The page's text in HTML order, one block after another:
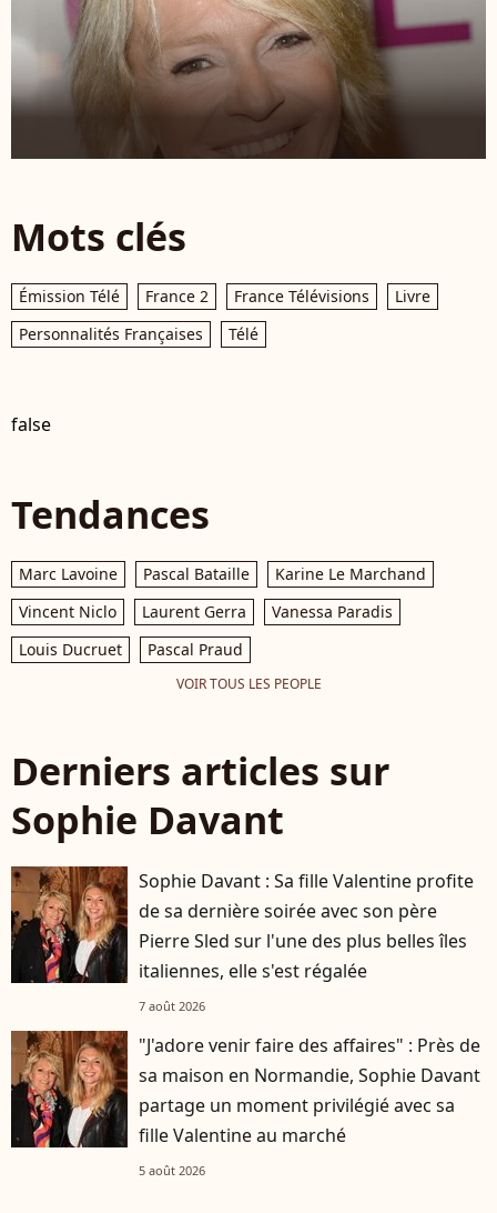
Mots clés
Émission Télé France 2 France Télévisions
Livre
Personnalités Françaises
Télé
false
Tendances
Marc Lavoine Pascal Bataille
Karine Le Marchand
Vincent Niclo
Laurent Gerra
Vanessa Paradis
Louis Ducruet
Pascal Praud
VOIR TOUS LES PEOPLE
Derniers articles sur
Sophie Davant
Sophie Davant : Sa fille Valentine profite
de sa dernière soirée avec son père
Pierre Sled sur l'une des plus belles îles
italiennes, elle s'est régalée
7 août 2026
"J'adore venir faire des affaires" : Près de
sa maison en Normandie, Sophie Davant
partage un moment privilégié avec sa
fille Valentine au marché
5 août 2026